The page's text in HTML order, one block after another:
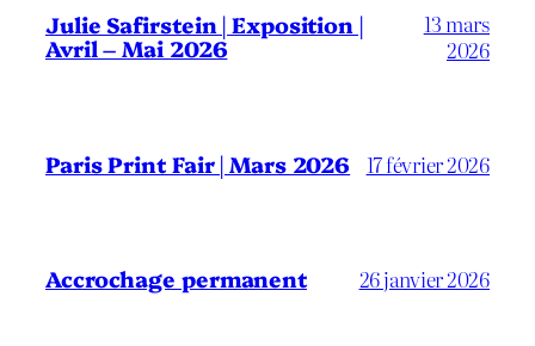
Julie Safirstein | Exposition |
Avril – Mai 2026
13 mars
2026
Paris Print Fair | Mars 2026 17 février 2026
Accrochage permanent 26 janvier 2026